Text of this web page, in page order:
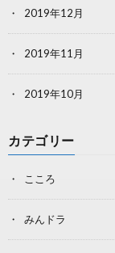
2019年12月
2019年11月
2019年10月
カテゴリー
こころ
みんドラ